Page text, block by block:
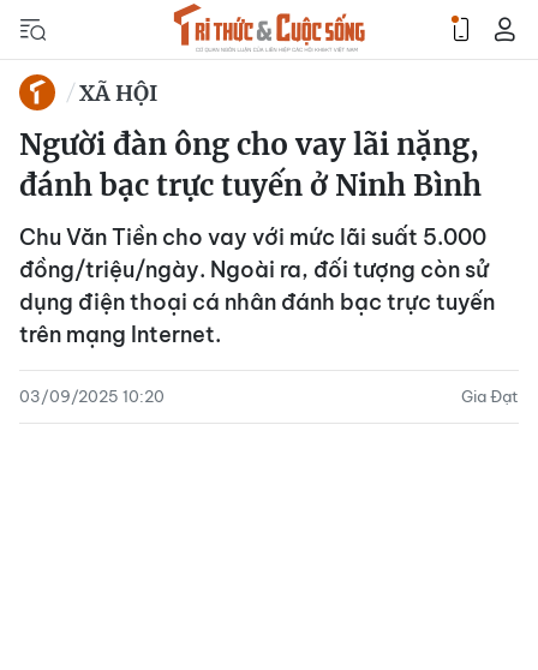
XÃ HỘI
Người đàn ông cho vay lãi nặng,
đánh bạc trực tuyến ở Ninh Bình
Chu Văn Tiền cho vay với mức lãi suất 5.000
đồng/triệu/ngày. Ngoài ra, đối tượng còn sử
dụng điện thoại cá nhân đánh bạc trực tuyến
trên mạng Internet.
03/09/2025 10:20 Gia Đạt